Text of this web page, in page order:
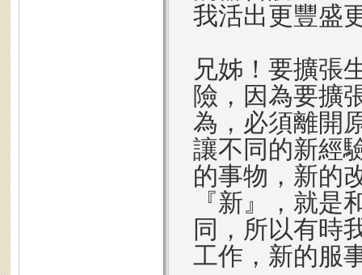
我活出更豐盛
兄姊！要擴張
險，因為要擴
為，必須離開
讓不同的新經
的事物，新的
『新』，就是
同，所以有時
工作，新的服